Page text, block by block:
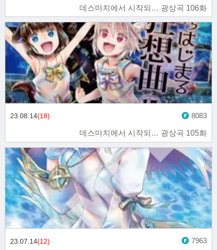
데스마치에서 시작되… 광상곡 106화
데스마치에서 시작되… 광상곡 105화
23.08.14(18) 8083
23.07.14(12) 7963